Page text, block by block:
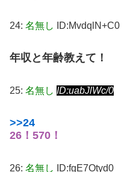
24: 名無し ID:MvdqlN+C0
年収と年齢教えて！
25: 名無し ID:uabJlWc/0
>>24
26！570！
26: 名無し ID:fgE7Otyd0